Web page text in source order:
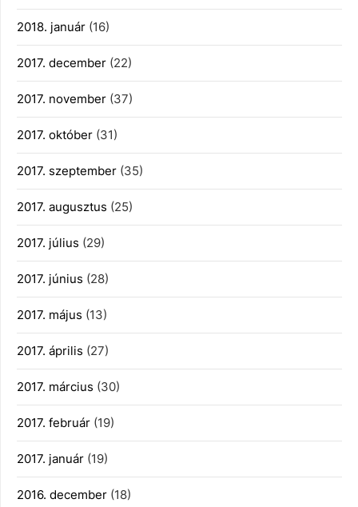
2018. január (16)
2017. december (22)
2017. november (37)
2017. október (31)
2017. szeptember (35)
2017. augusztus (25)
2017. július (29)
2017. június (28)
2017. május (13)
2017. április (27)
2017. március (30)
2017. február (19)
2017. január (19)
2016. december (18)